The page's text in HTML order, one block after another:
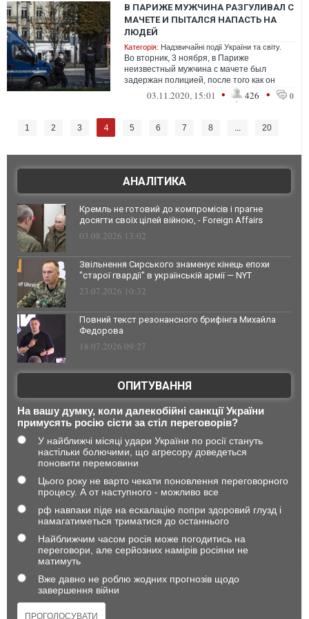
В ПАРИЖЕ МУЖЧИНА РАЗГУЛИВАЛ С
МАЧЕТЕ И ПЫТАЛСЯ НАПАСТЬ НА
ЛЮДЕЙ
Категорія: Надзвичайні події України та світу.
Во вторник, 3 ноября, в Париже
неизвестный мужчина с мачете был
задержан полицией, после того как он
разгуливал с холодным оружием по городу.
03.11.2020, 15:01 • 426 • 0
1 2 3 4 5 6 7 8 ... 20
АНАЛІТИКА
Кремль не готовий до компромісів і прагне
досягти своїх цілей війною, - Foreign Affairs
03.08.2026 13:02
Звільнення Сирського знаменує кінець епохи
"старої гвардії" в українській армії — NYT
23.07.2026 10:32
Повний текст резонансного брифінга Михайла
Федорова
18.07.2026 09:27
ОПИТУВАННЯ
На вашу думку, коли далекобійні санкції України
примусять росію сісти за стіл переговорів?
У найближчі місяці удари України по росії стануть
настільки болючими, що агресору доведеться
поновити перемовини
Цього року не варто чекати поновлення переговорного
процесу. А от наступного - можливо все
рф навпаки піде на ескалацію попри здоровий глузд і
намагатиметься триматися до останнього
Найближчим часом росія може погодитись на
переговори, але серйозних намірів росіяни не
матимуть
Вже давно не роблю жодних прогнозів щодо
завершення війни